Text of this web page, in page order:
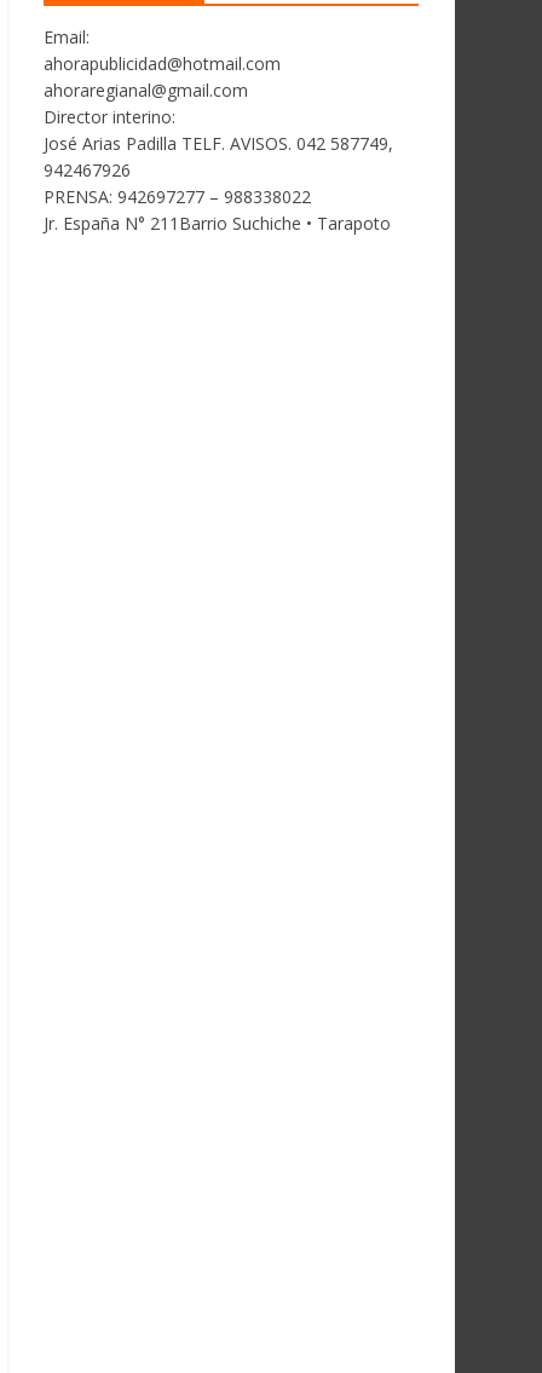
Email:
ahorapublicidad@hotmail.com
ahoraregianal@gmail.com
Director interino:
José Arias Padilla TELF. AVISOS. 042 587749,
942467926
PRENSA: 942697277 – 988338022
Jr. España N° 211Barrio Suchiche • Tarapoto